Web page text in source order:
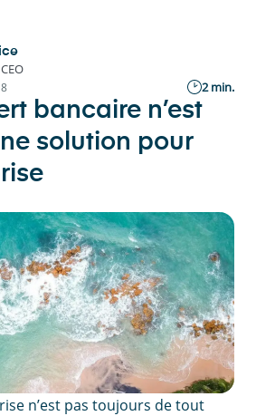
2 min.
bancaire n’est
solution pour
n’est pas toujours de tout